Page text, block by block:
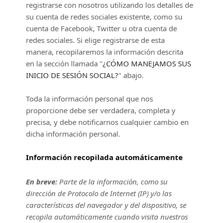
registrarse con nosotros utilizando los detalles de
su cuenta de redes sociales existente, como su
cuenta de Facebook, Twitter u otra cuenta de
redes sociales. Si elige registrarse de esta
manera, recopilaremos la información descrita
en la sección llamada "¿CÓMO MANEJAMOS SUS
INICIO DE SESIÓN SOCIAL?" abajo.
Toda la información personal que nos
proporcione debe ser verdadera, completa y
precisa, y debe notificarnos cualquier cambio en
dicha información personal.
Información recopilada automáticamente
En breve: Parte de la información, como su
dirección de Protocolo de Internet (IP) y/o las
características del navegador y del dispositivo, se
recopila automáticamente cuando visita nuestros